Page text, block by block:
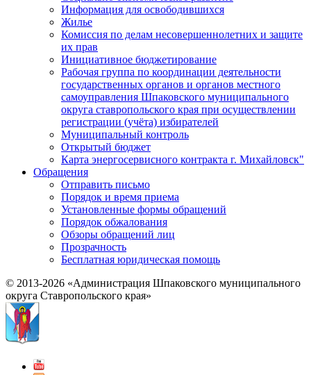
Информация для освободившихся
Жилье
Комиссия по делам несовершеннолетних и защите
их прав
Инициативное бюджетирование
Рабочая группа по координации деятельности
государственных органов и органов местного
самоуправления Шпаковского муниципального
округа ставропольского края при осуществлении
регистрации (учёта) избирателей
Муниципальный контроль
Открытый бюджет
Карта энергосервисного контракта г. Михайловск"
Обращения
Отправить письмо
Порядок и время приема
Установленные формы обращений
Порядок обжалования
Обзоры обращений лиц
Прозрачность
Бесплатная юридическая помощь
© 2013-2026 «Администрация Шпаковского муниципального
округа Ставропольского края»